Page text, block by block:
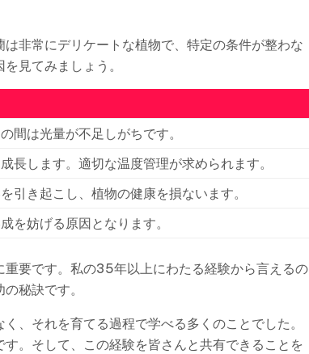
非常にデリケートな植物で、特定の条件が整わな
見てみましょう。
間は光量が不足しがちです。
長します。適切な温度管理が求められます。
引き起こし、植物の健康を損ないます。
を妨げる原因となります。
要です。私の35年以上にわたる経験から言えるの
秘訣です。
、それを育てる過程で学べる多くのことでした。
。そして、この経験を皆さんと共有できることを